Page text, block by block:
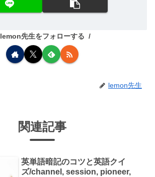
lemon先生をフォローする
lemon先生
関連記事
英単語暗記のコツと英語クイ
ズ/channel, session, pioneer,